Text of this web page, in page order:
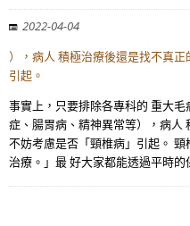
2022-04-04
），病人 積極治療後還是找不真正
引起。
事實上，只要排除各專科的 重大
症、腸胃病、精神異常等），病人
不妨考慮是否「頸椎病」引起。
治療。」最 好大家都能透過平時的